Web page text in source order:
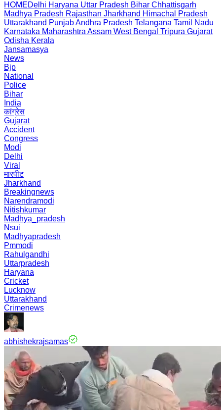
HOMEDelhi Haryana Uttar Pradesh Bihar Chhattisgarh
Madhya Pradesh Rajasthan Jharkhand Himachal Pradesh
Uttarakhand PunjabAndhra Pradesh Telangana Tamil Nadu
Karnataka Maharashtra Assam West Bengal Tripura Gujarat
Odisha Kerala
Jansamasya
News
Bjp
National
Police
Bihar
India
कांग्रेस
Gujarat
Accident
Congress
Modi
Delhi
Viral
मारपीट
Jharkhand
Breakingnews
Narendramodi
Nitishkumar
Madhya_pradesh
Nsui
Madhyapradesh
Pmmodi
Rahulgandhi
Uttarpradesh
Haryana
Cricket
Lucknow
Uttarakhand
Crimenews
abhishekrajsamas